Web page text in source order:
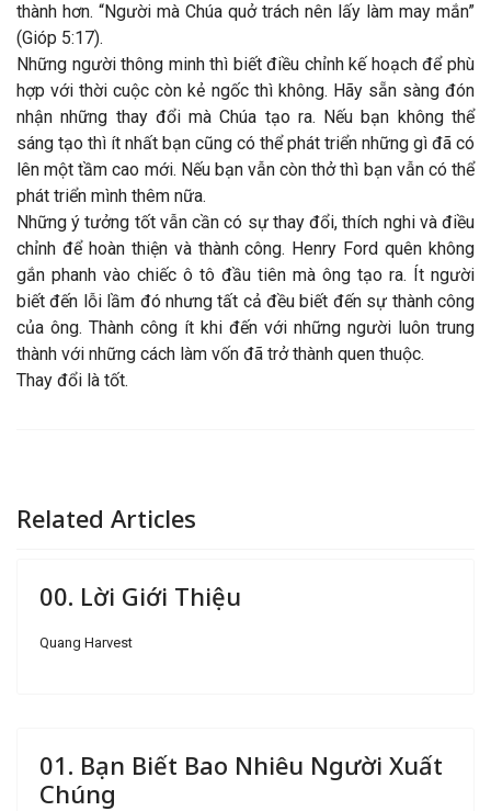
thành hơn. “Người mà Chúa quở trách nên lấy làm may mắn”
(Gióp 5:17).
Những người thông minh thì biết điều chỉnh kế hoạch để phù
hợp với thời cuộc còn kẻ ngốc thì không. Hãy sẵn sàng đón
nhận những thay đổi mà Chúa tạo ra. Nếu bạn không thể
sáng tạo thì ít nhất bạn cũng có thể phát triển những gì đã có
lên một tầm cao mới. Nếu bạn vẫn còn thở thì bạn vẫn có thể
phát triển mình thêm nữa.
Những ý tưởng tốt vẫn cần có sự thay đổi, thích nghi và điều
chỉnh để hoàn thiện và thành công. Henry Ford quên không
gắn phanh vào chiếc ô tô đầu tiên mà ông tạo ra. Ít người
biết đến lỗi lầm đó nhưng tất cả đều biết đến sự thành công
của ông. Thành công ít khi đến với những người luôn trung
thành với những cách làm vốn đã trở thành quen thuộc.
Thay đổi là tốt.
Related Articles
00. Lời Giới Thiệu
Quang Harvest
01. Bạn Biết Bao Nhiêu Người Xuất
Chúng